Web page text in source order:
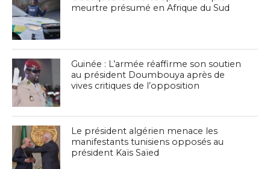
meurtre présumé en Afrique du Sud
Guinée : L’armée réaffirme son soutien
au président Doumbouya après de
vives critiques de l’opposition
Le président algérien menace les
manifestants tunisiens opposés au
président Kaïs Saïed